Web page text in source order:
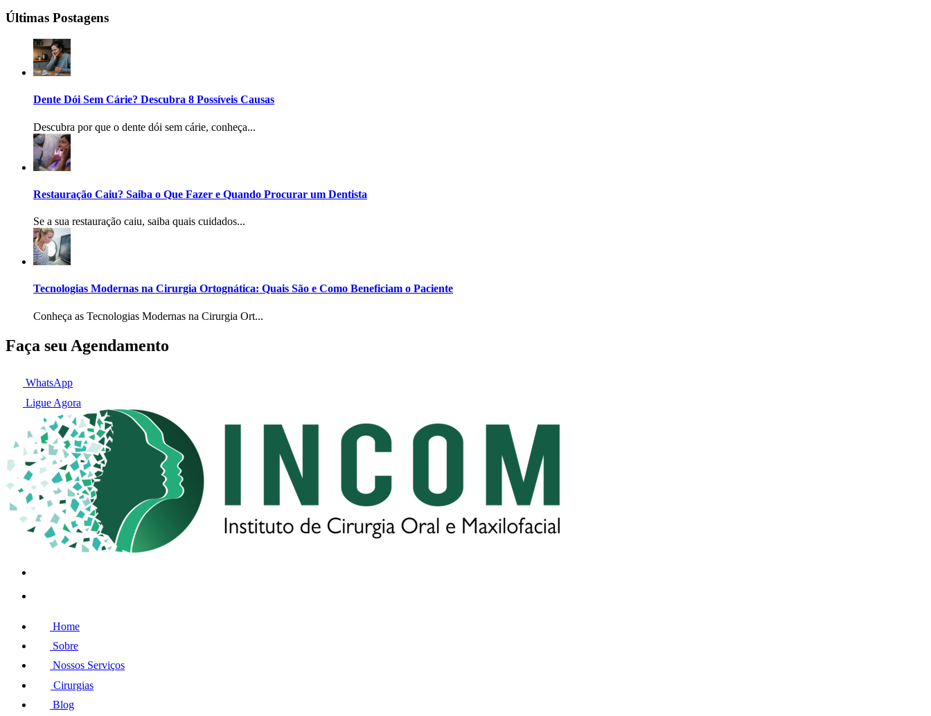
Últimas Postagens
Dente Dói Sem Cárie? Descubra 8 Possíveis Causas
Descubra por que o dente dói sem cárie, conheça...
Restauração Caiu? Saiba o Que Fazer e Quando Procurar um Dentista
Se a sua restauração caiu, saiba quais cuidados...
Tecnologias Modernas na Cirurgia Ortognática: Quais São e Como Beneficiam o Paciente
Conheça as Tecnologias Modernas na Cirurgia Ort...
Faça seu Agendamento
WhatsApp
Ligue Agora
Home
Sobre
Nossos Serviços
Cirurgias
Blog